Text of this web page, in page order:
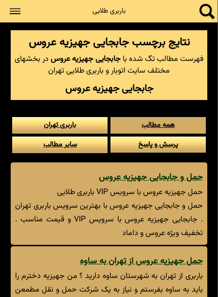
باربری طلایی
نتایج برچسب جابجایی جهیزیه عروس
فهرست مطالب تگ شده با جابجایی جهیزیه عروس در بخشهای
مختلف سایت اتوبار و باربری طلایی تهران
جابجایی جهیزیه عروس
همه مطالب
باربری تهران
پرسش و پاسخ
سایر مطالب
حمل و جابجایی جهیزیه عروس
حمل جهیزیه عروس با سرویس VIP باربری طلایی
حمل و جابجایی جهیزیه عروس با بهترین سرویس باربری تهران
. جابجایی جهیزیه عروس با سرویس VIP و قیمت مناسب .
تخفیف ویژه عروس و داماد
حمل جهیزیه عروس از تهران به ساوه
باربری از تهران به شهرستان ساوه دارید ؟ من جهیزیه دخترم را
باید به ساوه بفرستم و نیاز به یک شرکت حمل و نقل مطمعن
جستجو